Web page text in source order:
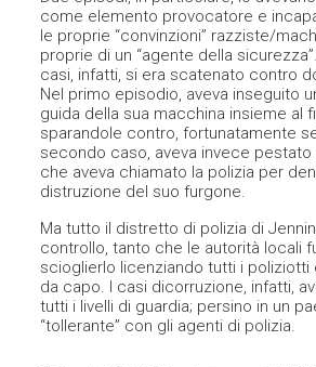
come elemento provocatore e
le proprie “convinzioni” razziste/
proprie di un “agente della
casi, infatti, si era scatenato contro
Nel primo episodio, aveva inseguito
guida della sua macchina insieme al
sparandole contro, fortunatamente
secondo caso, aveva invece pestato
che aveva chiamato la polizia per
distruzione del suo furgone.
Ma tutto il distretto di polizia di
controllo, tanto che le autorità locali
scioglierlo licenziando tutti i
da capo. I casi dicorruzione, infatti,
tutti i livelli di guardia; persino in un
“tollerante” con gli agenti di polizia.